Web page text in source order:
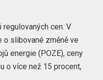
cen. V
o slibované změně ve
energie (POZE), ceny
o více než 15 procent,